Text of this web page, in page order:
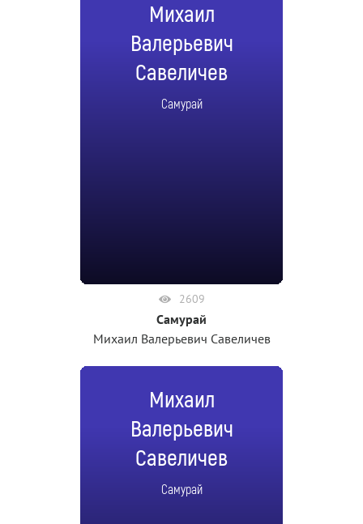
Михаил
Валерьевич
Савеличев
Самурай
2609
Самурай
Михаил Валерьевич Савеличев
Михаил
Валерьевич
Савеличев
Самурай